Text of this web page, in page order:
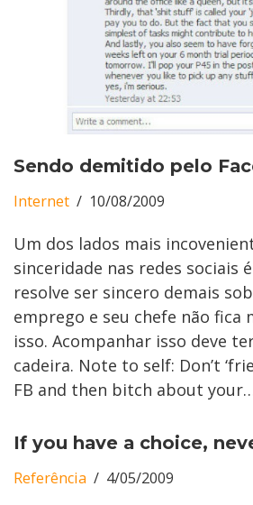
Sendo demitido pelo
Internet 10/08/2009
Um dos lados mais
sinceridade nas redes sociais
resolve ser sincero demais
emprego e seu chefe não fica
isso. Acompanhar isso deve
cadeira. Note to self: Don’t
FB and then bitch about
If you have a choice,
Referência 4/05/2009